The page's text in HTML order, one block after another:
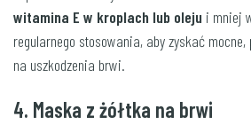
witamina E w kroplach lub oleju i mniej
regularnego stosowania, aby zyskać mocne,
na uszkodzenia brwi.
4. Maska z żółtka na brwi